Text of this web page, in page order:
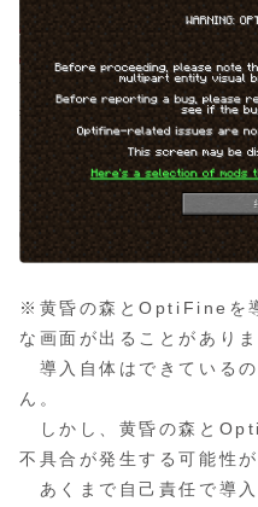
※黄昏の森とOptiFineを
な画面が出ることがありま
導入自体はできている
ん。
しかし、黄昏の森と
不具合が発生する可能性が
あくまで自己責任で導入